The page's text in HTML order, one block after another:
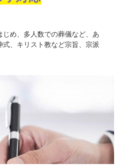
め、多人数での葬儀など、あ
式、キリスト教など宗旨、宗派